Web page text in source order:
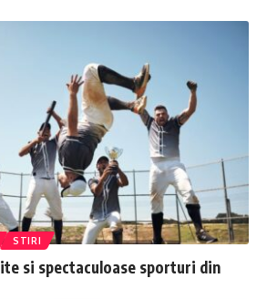
STIRI
si spectaculoase sporturi din